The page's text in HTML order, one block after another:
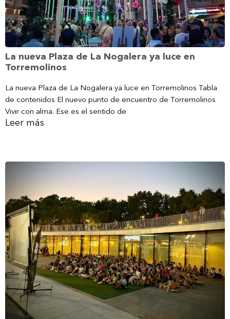
La nueva Plaza de La Nogalera ya luce en
Torremolinos
La nueva Plaza de La Nogalera ya luce en Torremolinos Tabla
de contenidos El nuevo punto de encuentro de Torremolinos
Vivir con alma. Ese es el sentido de
Leer más